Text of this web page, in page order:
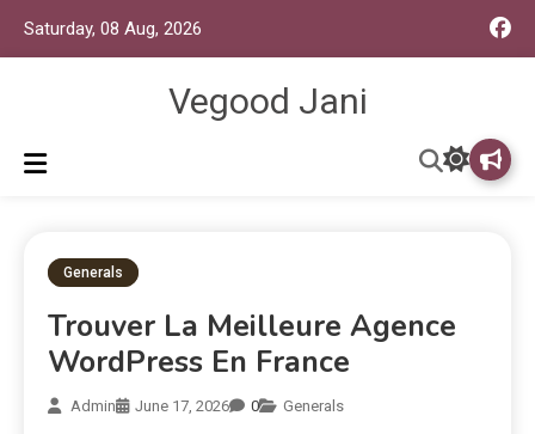
Saturday, 08 Aug, 2026
Vegood Jani
Generals
Trouver La Meilleure Agence
WordPress En France
Admin June 17, 2026 0 Generals